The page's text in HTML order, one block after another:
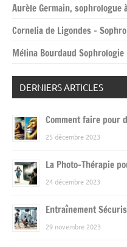
Aurèle Germain, sophrologue
Cornelia de Ligondes –
Mélina Bourdaud Sophrologie
DERNIERS ARTICLES
Comment faire pour
25 décembre 2023
La Photo-Thérapie
24 décembre 2023
Entraînement
29 novembre 2023